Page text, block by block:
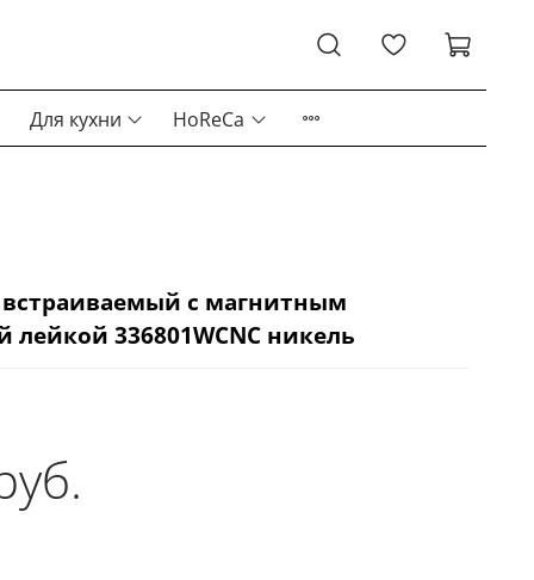
Для кухни HoReCa
с магнитным
336801WCNC никель